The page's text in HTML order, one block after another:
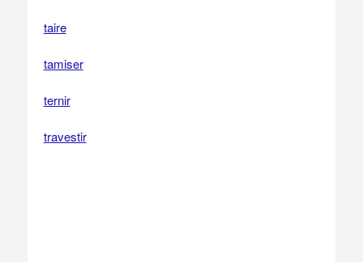
taire
tamiser
ternir
travestir